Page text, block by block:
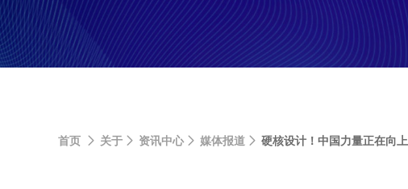
首页 关于 资讯中心 媒体报道 硬核设计！中国力量正在向上